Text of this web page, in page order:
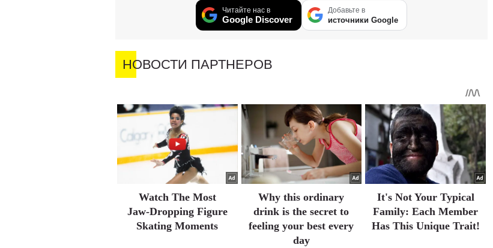
Читайте нас в
Google Discover
Добавьте в
источники Google
НОВОСТИ ПАРТНЕРОВ
Watch The Most
Jaw‑Dropping Figure
Skating Moments
Why this ordinary
drink is the secret to
feeling your best every
day
It's Not Your Typical
Family: Each Member
Has This Unique Trait!